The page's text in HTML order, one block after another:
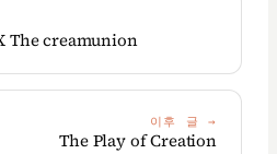
JUST FOCUS Music X The creamunion
이후 글 →
The Play of Creation